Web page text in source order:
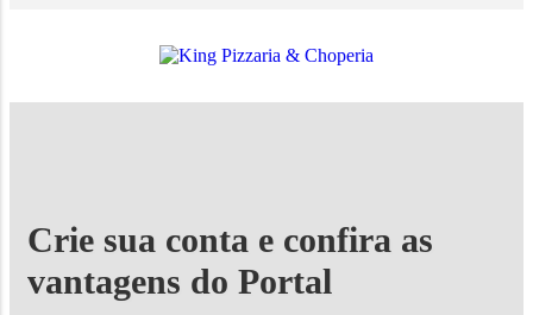
Crie sua conta e confira as
vantagens do Portal